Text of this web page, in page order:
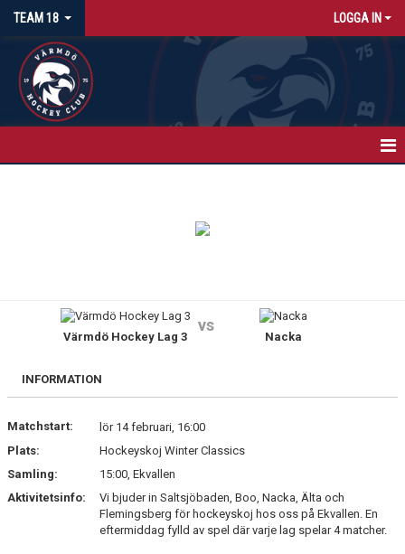
TEAM 18 LOGGA IN
BILDGALLERI
KONTAKT
Värmdö Hockey Lag 3
vs
Nacka
INFORMATION
Matchstart:
lör 14 februari, 16:00
Plats:
Hockeyskoj Winter Classics
Samling:
15:00, Ekvallen
Aktivitetsinfo:
Vi bjuder in Saltsjöbaden, Boo, Nacka, Älta och
Flemingsberg för hockeyskoj hos oss på Ekvallen. En
eftermiddag fylld av spel där varje lag spelar 4 matcher.